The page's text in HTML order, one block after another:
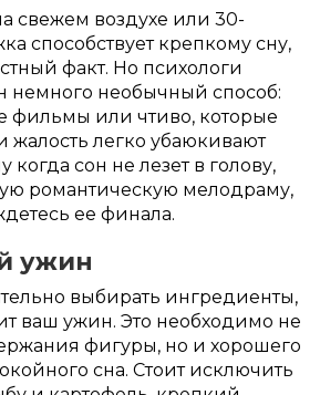
свежем воздухе или 30-
способствует крепкому сну,
факт. Но психологи
немного необычный способ:
фильмы или чтиво, которые
жалость легко убаюкивают
когда сон не лезет в голову,
романтическую мелодраму,
ее финала.
ужин
выбирать ингредиенты,
ваш ужин. Это необходимо не
фигуры, но и хорошего
сна. Стоит исключить